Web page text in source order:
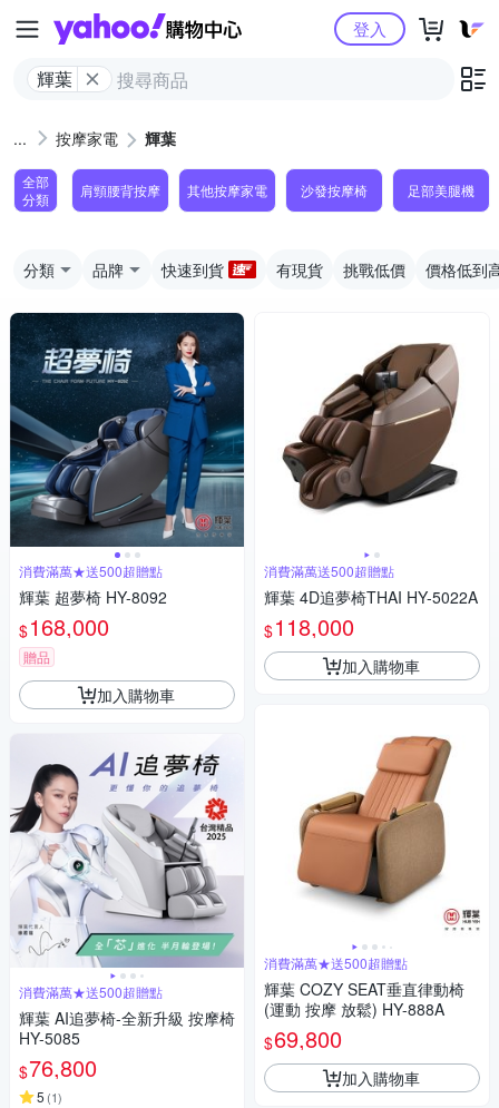
Yahoo購物中心
輝葉
登入
按摩家電 輝葉
全部
分類
肩頸腰背按摩 其他按摩家電 沙發按摩椅 足部美腿機
分類 品牌 快速到貨 有現貨 挑戰低價 價格低到
消費滿萬★送500超贈點
輝葉 超夢椅 HY-8092
$168,000
贈品
加入購物車
消費滿萬★送500超贈點
輝葉 AI追夢椅-全新升級 按摩椅
HY-5085
$76,800
5 (1)
消費滿萬送500超贈點
輝葉 4D追夢椅THAI HY-5022A
$118,000
加入購物車
消費滿萬★送500超贈點
輝葉 COZY SEAT垂直律動椅
(運動 按摩 放鬆) HY-888A
$69,800
加入購物車